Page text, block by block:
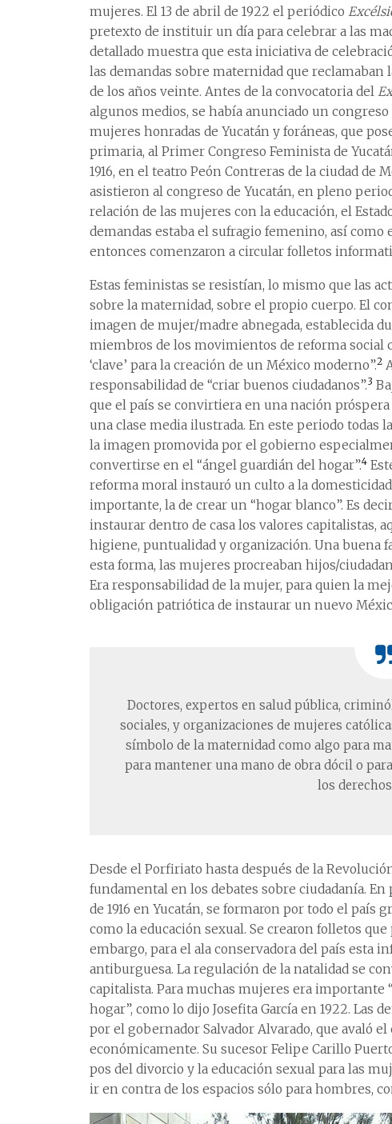
mujeres. El 13 de abril de 1922 el periódico
pretexto de instituir un día para celebrar a las
detallado muestra que esta iniciativa de
las demandas sobre maternidad que
de los años veinte. Antes de la convocatoria del
algunos medios, se había anunciado un congreso
mujeres honradas de Yucatán y foráneas, que
primaria, al Primer Congreso Feminista de
1916, en el teatro Peón Contreras de la ciudad de
asistieron al congreso de Yucatán, en pleno
relación de las mujeres con la educación, el
demandas estaba el sufragio femenino, así como
entonces comenzaron a circular folletos
Estas feministas se resistían, lo mismo que las
sobre la maternidad, sobre el propio cuerpo. El
imagen de mujer/madre abnegada, establecida
miembros de los movimientos de reforma social
‘clave’ para la creación de un México moderno”.2
responsabilidad de “criar buenos ciudada­nos”.3
que el país se convirtiera en una nación
una clase media ilustrada. En este periodo todas
la imagen promovida por el gobierno
convertirse en el “ángel guardián del hogar”.4
reforma moral instauró un culto a la
importante, la de crear un “hogar blanco”. Es
instaurar dentro de casa los valores capitalistas,
higiene, puntualidad y organización. Una buena
esta forma, las mujeres procreaban hijos/
Era responsabilidad de la mujer, para quien la
obligación patriótica de instaurar un nuevo
Doctores, expertos en salud pública,
sociales, y organizaciones de mujeres
símbolo de la maternidad como algo para
para mantener una mano de obra dócil o
los
Desde el Porfiriato hasta después de la
fundamental en los debates sobre ciudadanía.
de 1916 en Yucatán, se formaron por todo el país
como la educación sexual. Se crearon folletos
embargo, para el ala conservadora del país esta
antiburguesa. La regulación de la natalidad se
capitalista. Para muchas mujeres era importante
hogar”, como lo dijo Josefita García en 1922. Las
por el gobernador Salvador Alvarado, que avaló
económicamente. Su sucesor Felipe Carillo
pos del divorcio y la educación sexual para las
ir en contra de los espacios sólo para hombres,